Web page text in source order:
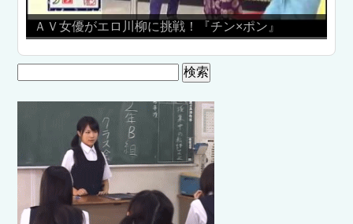
ＡＶ女優がエロ川柳に挑戦！『チン×ポン』